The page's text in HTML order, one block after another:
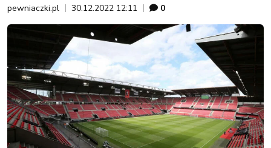
pewniaczki.pl 30.12.2022 12:11 0